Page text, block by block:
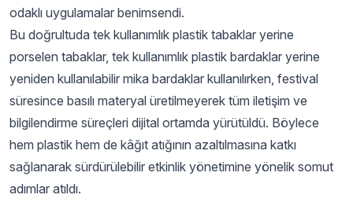
odaklı uygulamalar benimsendi.
Bu doğrultuda tek kullanımlık plastik tabaklar yerine
porselen tabaklar, tek kullanımlık plastik bardaklar yerine
yeniden kullanılabilir mika bardaklar kullanılırken, festival
süresince basılı materyal üretilmeyerek tüm iletişim ve
bilgilendirme süreçleri dijital ortamda yürütüldü. Böylece
hem plastik hem de kâğıt atığının azaltılmasına katkı
sağlanarak sürdürülebilir etkinlik yönetimine yönelik somut
adımlar atıldı.